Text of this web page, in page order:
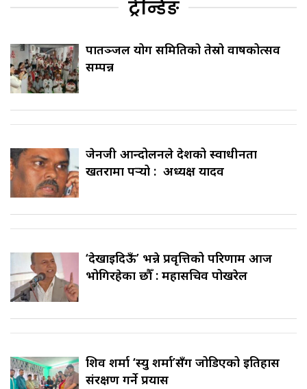
ट्रेन्डिङ
पातञ्जल योग समितिको तेस्रो वार्षिकोत्सव
सम्पन्न
जेनजी आन्दोलनले देशको स्वाधीनता
खतरामा पर्‍यो : अध्यक्ष यादव
‘देखाइदिऊँ’ भन्ने प्रवृत्तिको परिणाम आज
भोगिरहेका छौँ : महासचिव पोखरेल
शिव शर्मा ‘स्यु शर्मा’सँग जोडिएको इतिहास
संरक्षण गर्ने प्रयास